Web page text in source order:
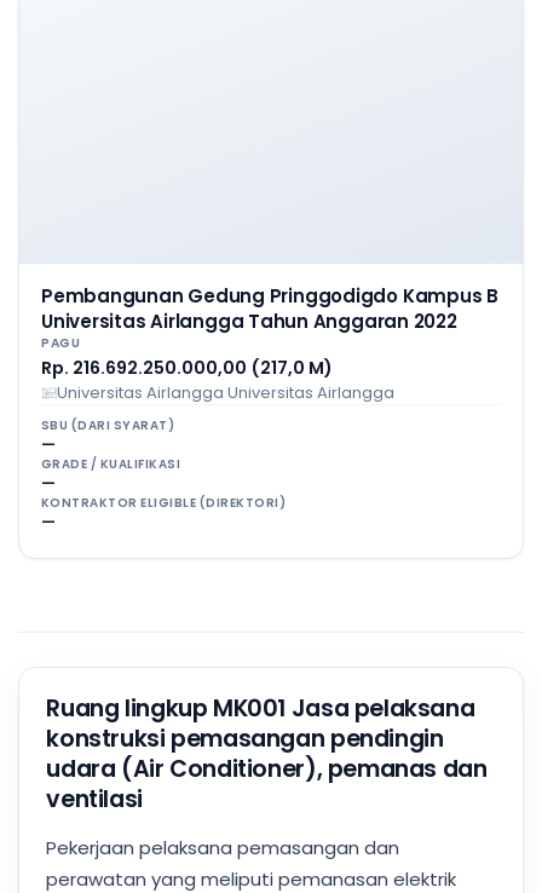
Pembangunan Gedung Pringgodigdo Kampus B
Universitas Airlangga Tahun Anggaran 2022
PAGU
Rp. 216.692.250.000,00 (217,0 M)
Universitas Airlangga Universitas Airlangga
SBU (DARI SYARAT)
—
GRADE / KUALIFIKASI
—
KONTRAKTOR ELIGIBLE (DIREKTORI)
—
Ruang lingkup MK001 Jasa pelaksana
konstruksi pemasangan pendingin
udara (Air Conditioner), pemanas dan
ventilasi
Pekerjaan pelaksana pemasangan dan
perawatan yang meliputi pemanasan elektrik